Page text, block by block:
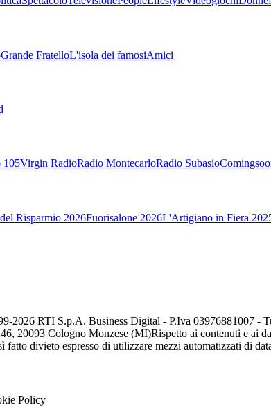
Grande FratelloL'isola dei famosiAmici
105Virgin RadioRadio MontecarloRadio Subasio
Risparmio 2026Fuorisalone 2026L'Artigiano in Fiera
2026 RTI S.p.A. Business Digital - P.Iva 03976881007 -
20093 Cologno Monzese (MI)Rispetto ai contenuti e ai
fatto divieto espresso di utilizzare mezzi automatizzati di
Policy